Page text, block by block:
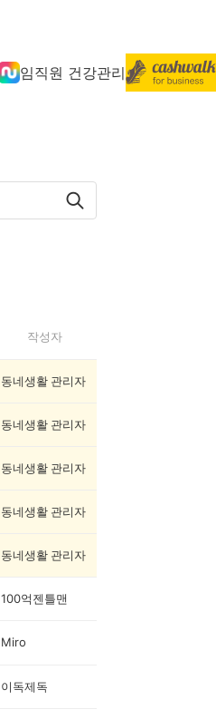
임직원 건강관리
작성자
동네생활 관리자
동네생활 관리자
동네생활 관리자
동네생활 관리자
동네생활 관리자
100억젠틀맨
Miro
이독제독